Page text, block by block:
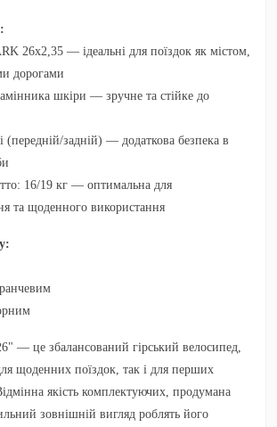
26x2,35 — ідеальні для поїздок як містом,
дорогами
шкіри — зручне та стійке до
(передній/задній) — додаткова безпека в
16/19 кг — оптимальна для
та щоденного використання
— це збалансований гірський велосипед,
щоденних поїздок, так і для перших
якість комплектуючих, продумана
зовнішній вигляд роблять його